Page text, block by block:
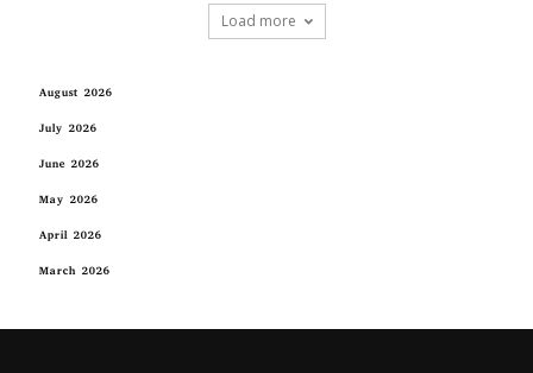
Load more
August 2026
July 2026
June 2026
May 2026
April 2026
March 2026